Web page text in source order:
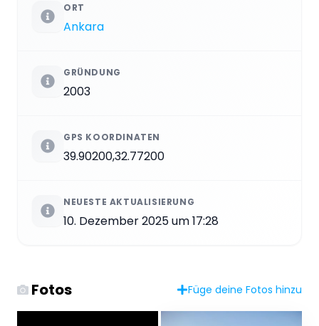
ORT
Ankara
GRÜNDUNG
2003
GPS KOORDINATEN
39.90200,32.77200
NEUESTE AKTUALISIERUNG
10. Dezember 2025 um 17:28
Fotos Füge deine Fotos hinzu